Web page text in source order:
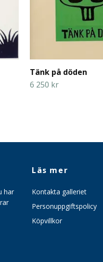
Tänk på döden
6 250 kr
har
Läs mer
Kontakta galleriet
Personuppgiftspolicy
Köpvillkor